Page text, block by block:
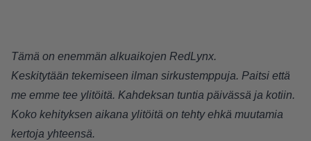
Tämä on enemmän alkuaikojen RedLynx.
Keskitytään tekemiseen ilman sirkustemppuja. Paitsi että
me emme tee ylitöitä. Kahdeksan tuntia päivässä ja kotiin.
Koko kehityksen aikana ylitöitä on tehty ehkä muutamia
kertoja yhteensä.